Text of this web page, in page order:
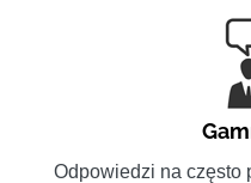
Odpowiedzi na często